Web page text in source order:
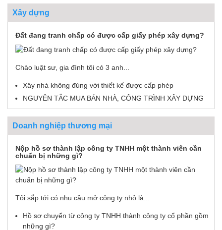
Xây dựng
Đất đang tranh chấp có được cấp giấy phép xây dựng?
Chào luật sư, gia đình tôi có 3 anh...
Xây nhà không đúng với thiết kế được cấp phép
NGUYÊN TẮC MUA BÁN NHÀ, CÔNG TRÌNH XÂY DỰNG
Doanh nghiệp thương mại
Nộp hồ sơ thành lập công ty TNHH một thành viên cần
chuẩn bị những gì?
Tôi sắp tới có nhu cầu mở công ty nhỏ là...
Hồ sơ chuyển từ công ty TNHH thành công ty cổ phần gồm
những gì?